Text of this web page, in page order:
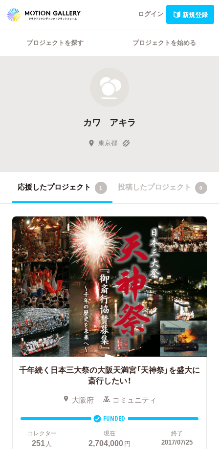
ログイン 新規登録
プロジェクトを探す プロジェクトを始める
カワ アキラ
東京都
応援したプロジェクト 1 投稿したプロジェクト 0
千年続く日本三大祭の大阪天満宮「天神祭」を盛大に
斎行したい！
大阪府 コミュニティ
FUNDED
コレクター
251 人
現在
2,704,000円
終了
2017/07/25